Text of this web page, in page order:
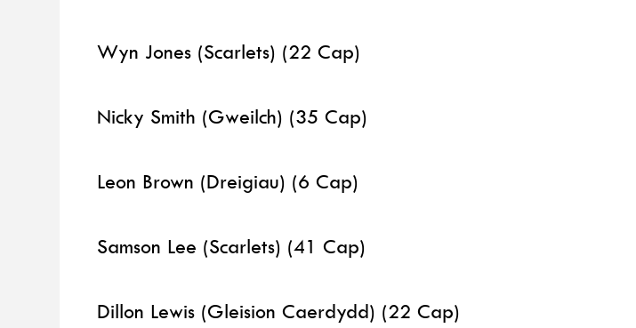
Wyn Jones (Scarlets) (22 Cap)
Nicky Smith (Gweilch) (35 Cap)
Leon Brown (Dreigiau) (6 Cap)
Samson Lee (Scarlets) (41 Cap)
Dillon Lewis (Gleision Caerdydd) (22 Cap)